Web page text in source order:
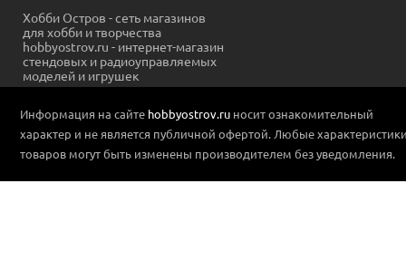
Хобби Остров - сеть магазинов
для хобби и творчества
hobbyostrov.ru - интернет-магазин
стендовых и радиоуправляемых
моделей и игрушек
Информация на сайте hobbyostrov.ru носит ознакомительный
характер и не является публичной офертой. Любые
товаров могут быть изменены производителем без уведомления.